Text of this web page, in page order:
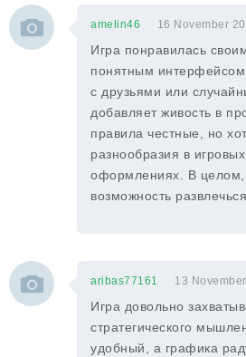
amelin46 16 November
Игра понравилась
понятным
с друзьями или
добавляет живость в
правила честные, но
разнообразия в
оформлениях. В целом,
возможность
aribas77161 13
Игра довольно
стратегического
удобный, а графика